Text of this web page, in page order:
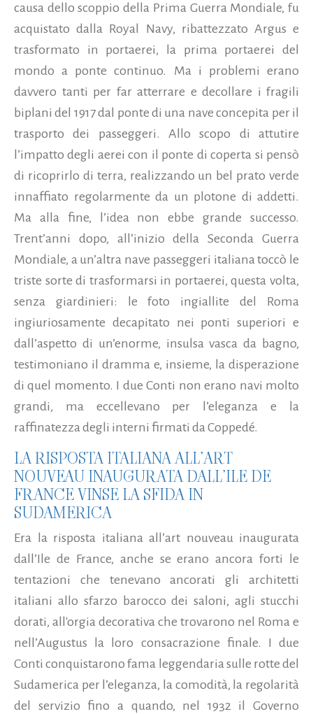
causa dello scoppio della Prima Guerra Mondiale, fu
acquistato dalla Royal Navy, ribattezzato Argus e
trasformato in portaerei, la prima portaerei del
mondo a ponte continuo. Ma i problemi erano
davvero tanti per far atterrare e decollare i fragili
biplani del 1917 dal ponte di una nave concepita per il
trasporto dei passeggeri. Allo scopo di attutire
l’impatto degli aerei con il ponte di coperta si pensò
di ricoprirlo di terra, realizzando un bel prato verde
innaffiato regolarmente da un plotone di addetti.
Ma alla fine, l’idea non ebbe grande successo.
Trent’anni dopo, all’inizio della Seconda Guerra
Mondiale, a un’altra nave passeggeri italiana toccò le
triste sorte di trasformarsi in portaerei, questa volta,
senza giardinieri: le foto ingiallite del Roma
ingiuriosamente decapitato nei ponti superiori e
dall’aspetto di un’enorme, insulsa vasca da bagno,
testimoniano il dramma e, insieme, la disperazione
di quel momento. I due Conti non erano navi molto
grandi, ma eccellevano per l’eleganza e la
raffinatezza degli interni firmati da Coppedé.
LA RISPOSTA ITALIANA ALL’ART
NOUVEAU INAUGURATA DALL’ILE DE
FRANCE VINSE LA SFIDA IN
SUDAMERICA
Era la risposta italiana all’art nouveau inaugurata
dall’Ile de France, anche se erano ancora forti le
tentazioni che tenevano ancorati gli architetti
italiani allo sfarzo barocco dei saloni, agli stucchi
dorati, all'orgia decorativa che trovarono nel Roma e
nell’Augustus la loro consacrazione finale. I due
Conti conquistarono fama leggendaria sulle rotte del
Sudamerica per l’eleganza, la comodità, la regolarità
del servizio fino a quando, nel 1932 il Governo